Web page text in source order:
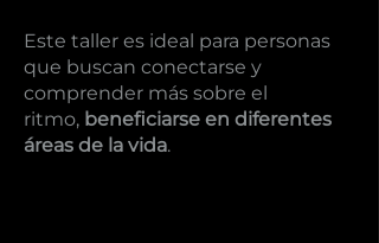
Este taller es ideal para personas
que buscan conectarse y
comprender más sobre el
ritmo, beneficiarse en diferentes
áreas de la vida.